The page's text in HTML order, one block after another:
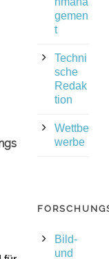
gemen
t
Techni
sche
Redak
tion
Wettbe
werbe
Bild-
und